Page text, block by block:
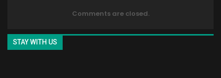
Comments are closed.
STAY WITH US